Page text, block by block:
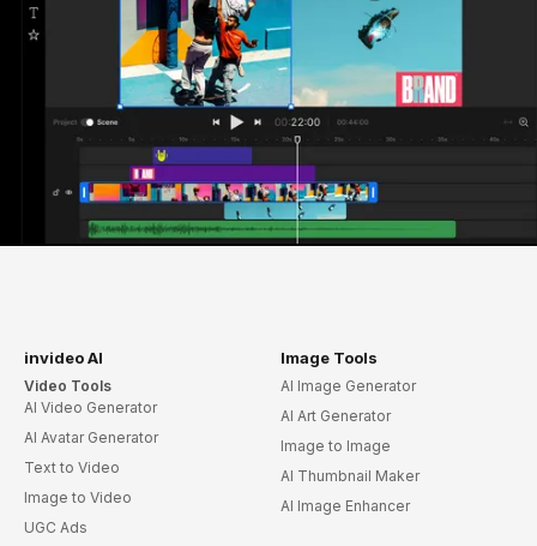
invideo AI
Video Tools
AI Video Generator
AI Avatar Generator
Text to Video
Image to Video
UGC Ads
Image Tools
AI Image Generator
AI Art Generator
Image to Image
AI Thumbnail Maker
AI Image Enhancer